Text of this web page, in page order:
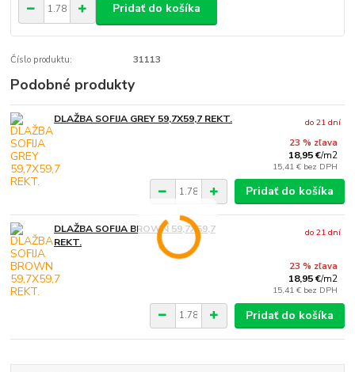
Pridať do košíka
Číslo produktu: 31113
Podobné produkty
DLAŽBA SOFIJA GREY 59,7X59,7 REKT.
23 % zľava
18,95 €/m2
15,41 € bez DPH
do 21 dní
Pridať do košíka
DLAŽBA SOFIJA BROWN 59,7X59,7
REKT.
23 % zľava
18,95 €/m2
15,41 € bez DPH
do 21 dní
Pridať do košíka